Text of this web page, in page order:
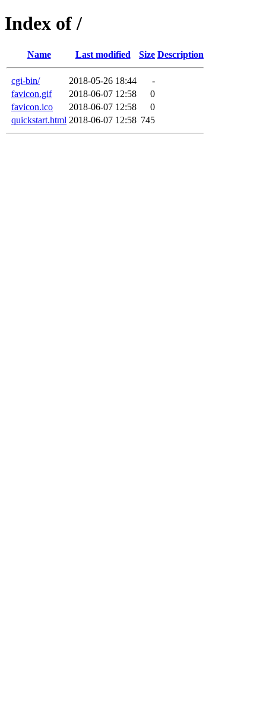
Index of /
Name Last modified Size Description
cgi-bin/ 2018-05-26 18:44
-
favicon.gif
2018-06-07 12:58
0
favicon.ico
2018-06-07 12:58
0
quickstart.html 2018-06-07 12:58 745